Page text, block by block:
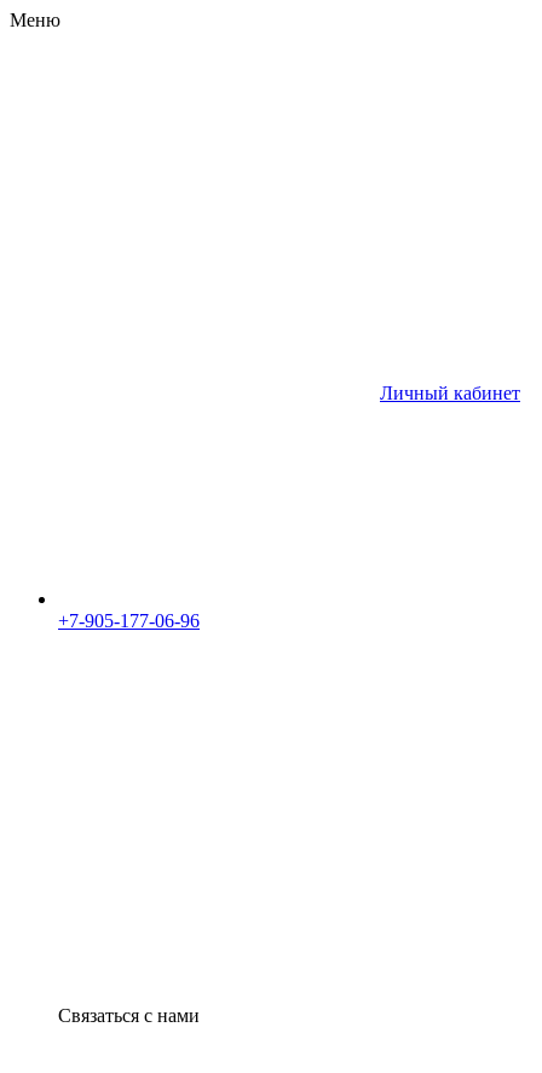
Меню
Личный кабинет
+7-905-177-06-96
Связаться с нами